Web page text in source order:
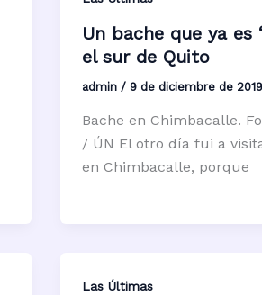
Un bache que ya es
el sur de Quito
admin / 9 de diciembre de 2019
Bache en Chimbacalle.
/ ÚN El otro día fui a
en Chimbacalle, porque
Las Últimas